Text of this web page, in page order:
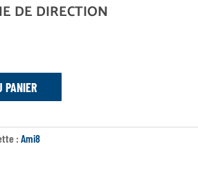
DE DIRECTION
PANIER
: Ami8